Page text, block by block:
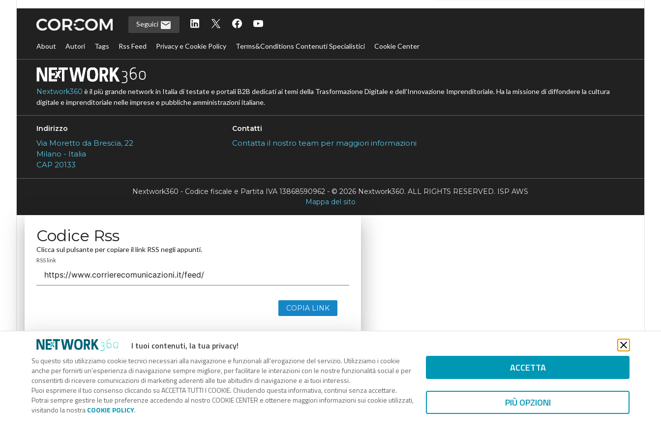
I tuoi contenuti, la tua privacy!
Su questo sito utilizziamo cookie tecnici necessari alla navigazione e funzionali all’erogazione del servizio. Utilizziamo i cookie
anche per fornirti un’esperienza di navigazione sempre migliore, per facilitare le interazioni con le nostre funzionalità social e per
consentirti di ricevere comunicazioni di marketing aderenti alle tue abitudini di navigazione e ai tuoi interessi.
Puoi esprimere il tuo consenso cliccando su ACCETTA TUTTI I COOKIE. Chiudendo questa informativa, continui senza accettare.
Potrai sempre gestire le tue preferenze accedendo al nostro COOKIE CENTER e ottenere maggiori informazioni sui cookie utilizzati,
visitando la nostraCOOKIE POLICY.
ACCETTA
PIÙ OPZIONI
Seguici
About Autori Tags Rss Feed Privacy e Cookie Policy Terms&Conditions Contenuti Specialistici Cookie Center
Nextwork360 è il più grande network in Italia di testate e portali B2B dedicati ai temi della Trasformazione Digitale e dell’Innovazione Imprenditoriale. Ha la missione di diffondere la cultura
digitale e imprenditoriale nelle imprese e pubbliche amministrazioni italiane.
Indirizzo
Via Moretto da Brescia, 22
Milano - Italia
CAP 20133
Contatti
Contatta il nostro team per maggiori informazioni
Nextwork360 - Codice fiscale e Partita IVA 13868590962 - © 2026 Nextwork360. ALL RIGHTS RESERVED. ISP AWS
Mappa del sito
Codice Rss
Clicca sul pulsante per copiare il link RSS negli appunti.
RSS link
COPIA LINK
Codice Rss
Clicca sul pulsante per copiare il link RSS negli appunti.
RSS link